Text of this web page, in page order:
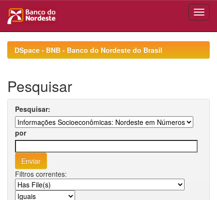
navigationDSpace - BNB - Banco do Nordeste do Brasil
Pesquisar
Pesquisar:
por
Filtros correntes: